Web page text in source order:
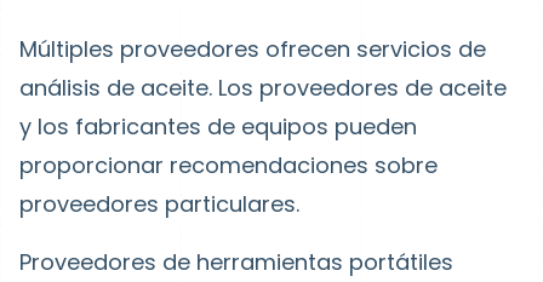
Múltiples proveedores ofrecen servicios de
análisis de aceite. Los proveedores de aceite
y los fabricantes de equipos pueden
proporcionar recomendaciones sobre
proveedores particulares.
Proveedores de herramientas portátiles